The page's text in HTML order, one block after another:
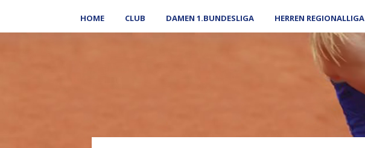
HOME CLUB DAMEN 1.BUNDESLIGA HERREN REGIONALLIGA